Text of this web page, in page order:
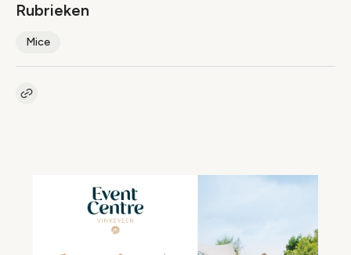
Rubrieken
Mice
Kopieer link naar artikel